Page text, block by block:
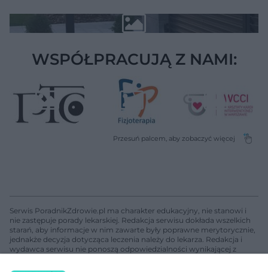
WSPÓŁPRACUJĄ Z NAMI:
Serwis PoradnikZdrowie.pl ma charakter edukacyjny, nie stanowi i
nie zastępuje porady lekarskiej. Redakcja serwisu dokłada wszelkich
starań, aby informacje w nim zawarte były poprawne merytorycznie,
jednakże decyzja dotycząca leczenia należy do lekarza. Redakcja i
wydawca serwisu nie ponoszą odpowiedzialności wynikającej z